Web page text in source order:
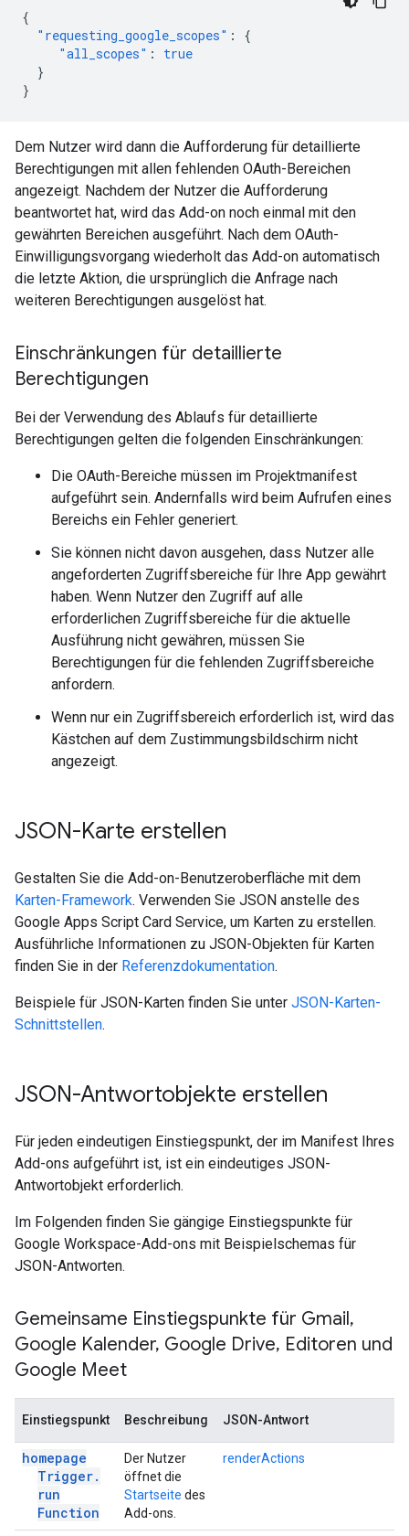
{
"requesting_google_scopes" :
{
"all_scopes" :
true
}
}
Dem Nutzer wird dann die Aufforderung für detaillierte
Berechtigungen mit allen fehlenden OAuth-Bereichen
angezeigt. Nachdem der Nutzer die Aufforderung
beantwortet hat, wird das Add-on noch einmal mit den
gewährten Bereichen ausgeführt. Nach dem OAuth-
Einwilligungsvorgang wiederholt das Add-on automatisch
die letzte Aktion, die ursprünglich die Anfrage nach
weiteren Berechtigungen ausgelöst hat.
Einschränkungen für detaillierte
Berechtigungen
Bei der Verwendung des Ablaufs für detaillierte
Berechtigungen gelten die folgenden Einschränkungen:
Die OAuth-Bereiche müssen im Projektmanifest
aufgeführt sein. Andernfalls wird beim Aufrufen eines
Bereichs ein Fehler generiert.
Sie können nicht davon ausgehen, dass Nutzer alle
angeforderten Zugriffsbereiche für Ihre App gewährt
haben. Wenn Nutzer den Zugriff auf alle
erforderlichen Zugriffsbereiche für die aktuelle
Ausführung nicht gewähren, müssen Sie
Berechtigungen für die fehlenden Zugriffsbereiche
anfordern.
Wenn nur ein Zugriffsbereich erforderlich ist, wird das
Kästchen auf dem Zustimmungsbildschirm nicht
angezeigt.
JSON-Karte erstellen
Gestalten Sie die Add-on-Benutzeroberfläche mit dem
Karten-Framework. Verwenden Sie JSON anstelle des
Google Apps Script Card Service, um Karten zu erstellen.
Ausführliche Informationen zu JSON-Objekten für Karten
finden Sie in der Referenzdokumentation.
Beispiele für JSON-Karten finden Sie unter JSON-Karten-
Schnittstellen.
JSON-Antwortobjekte erstellen
Für jeden eindeutigen Einstiegspunkt, der im Manifest Ihres
Add-ons aufgeführt ist, ist ein eindeutiges JSON-
Antwortobjekt erforderlich.
Im Folgenden finden Sie gängige Einstiegspunkte für
Google Workspace-Add-ons mit Beispielschemas für
JSON-Antworten.
Gemeinsame Einstiegspunkte für Gmail,
Google Kalender, Google Drive, Editoren und
Google Meet
Einstiegspunkt Beschreibung JSON-Antwort
homepage
Trigger.
run
Function
Der Nutzer
öffnet die
Startseite des
Add-ons.
renderActions